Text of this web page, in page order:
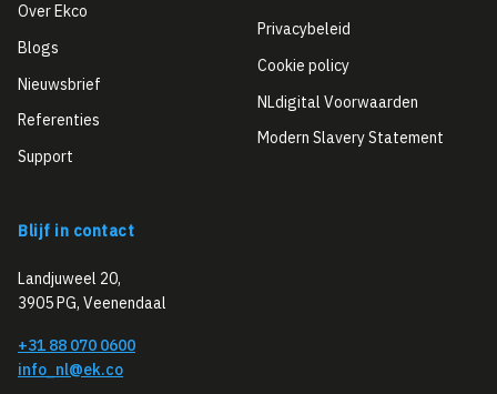
Over Ekco
Blogs
Nieuwsbrief
Referenties
Support
Privacybeleid
Cookie policy
NLdigital Voorwaarden
Modern Slavery Statement
Blijf in contact
Landjuweel 20,
3905 PG, Veenendaal
+31 88 070 0600
info_nl@ek.co